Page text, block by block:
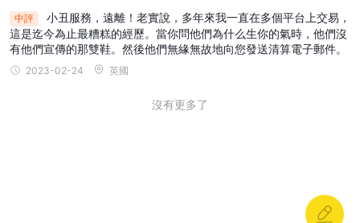
結論
OneTrade，一家外汇经纪商，提供了广泛的可交易资产和服务，包
括两种类型的账户（标准和专业），为专业客户提供高杠杆，并在
管如此，总体而言，OneTrade似乎提供了一套全面的工具和资源，
中評
小丑服務，遠離！老實說，多年來我一直在多個平台上交易，
這是迄今為止最糟糕的經歷。當你問他們為什么生你的氣時，他們沒
有他們宣傳的那雙鞋。然後他們無緣無故地向您發送清算電子郵件。
2023-02-24 英國
沒有更多了